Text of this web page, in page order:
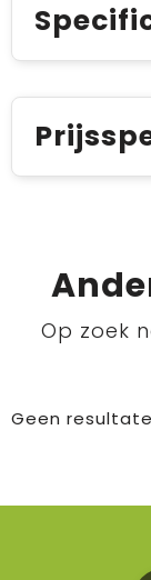
Op zoek
Geen